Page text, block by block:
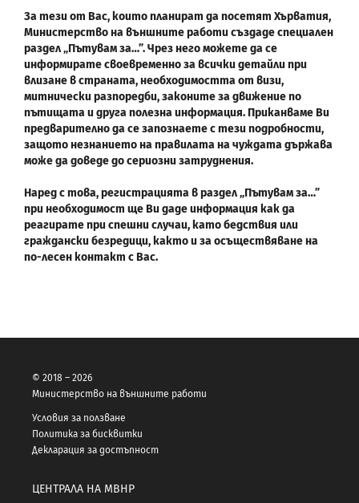
За тези от Вас, които планират да посетят Хърватия,
Министерство на външните работи създаде специален
раздел „Пътувам за…”. Чрез него можете да се
информирате своевременно за всички детайли при
влизане в страната, необходимостта от визи,
митнически разпоредби, законите за движение по
пътищата и друга полезна информация. Приканваме Ви
предварително да се запознаете с тези подробности,
защото незнанието на правилата на чуждата държава
може да доведе до сериозни затруднения.
Наред с това, регистрацията в раздел „Пътувам за…”
при необходимост ще Ви даде информация как да
реагирате при спешни случаи, като бедствия или
граждански безредици, както и за осъществяване на
по-лесен контакт с Вас.
© 2018 – 2026
Министерство на външните работи
Условия за ползване
Политика за бисквитки
Декларация за достъпност
ЦЕНТРАЛА НА МВНР